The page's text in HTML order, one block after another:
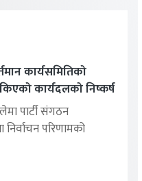
कार्यसमितिको
कार्यदलको निष्कर्ष
पार्टी संगठन
परिणामको